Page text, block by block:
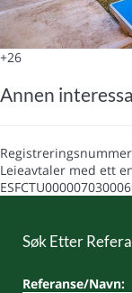
+26
Annen
Leieavtaler med ett
Søk Etter
Referanse/Navn: